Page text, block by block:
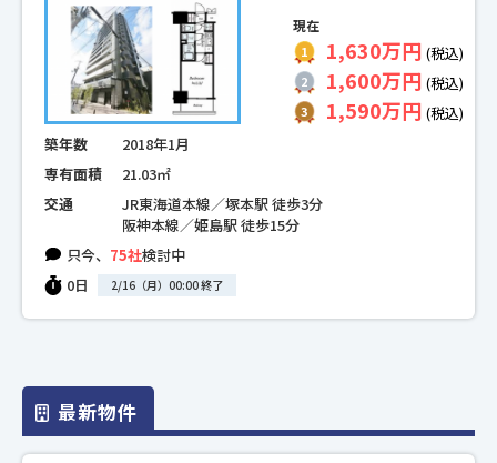
現在
1,630万円 (税込)
1,600万円 (税込)
1,590万円 (税込)
築年数
2018年1月
専有面積
21.03㎡
交通
JR東海道本線／塚本駅 徒歩3分
阪神本線／姫島駅 徒歩15分
只今、 75社検討中
0日
2/16（月）00:00 終了
最新物件